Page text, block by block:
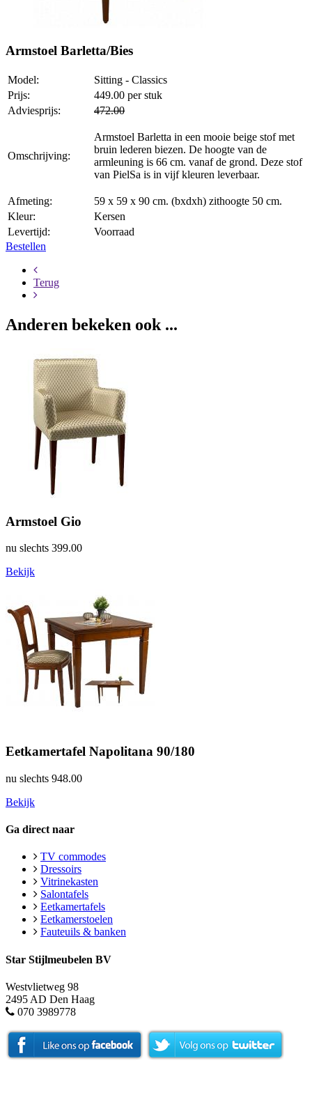
Armstoel Barletta/Bies
Model:
Sitting - Classics
Prijs:
449.00 per stuk
Adviesprijs:
472.00
Omschrijving:
Armstoel Barletta in een mooie beige stof met
bruin lederen biezen. De hoogte van de
armleuning is 66 cm. vanaf de grond. Deze stof
van PielSa is in vijf kleuren leverbaar.
Afmeting:
59 x 59 x 90 cm. (bxdxh) zithoogte 50 cm.
Kleur:
Kersen
Levertijd:
Voorraad
Bestellen
Terug
Anderen bekeken ook ...
Armstoel Gio
nu slechts 399.00
Bekijk
Eetkamertafel Napolitana 90/180
nu slechts 948.00
Bekijk
Ga direct naar
TV commodes
Dressoirs
Vitrinekasten
Salontafels
Eetkamertafels
Eetkamerstoelen
Fauteuils & banken
Star Stijlmeubelen BV
Westvlietweg 98
2495 AD Den Haag
070 3989778